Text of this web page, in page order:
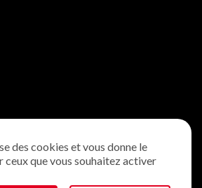
des cookies et vous donne le
ceux que vous souhaitez activer